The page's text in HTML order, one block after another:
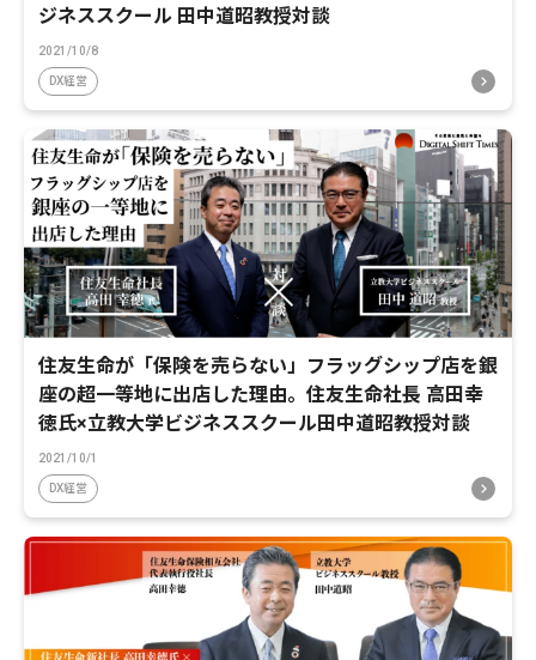
ジネススクール 田中道昭教授対談
2021/10/8
DX経営
住友生命が「保険を売らない」フラッグシップ店を銀
座の超一等地に出店した理由。住友生命社長 高田幸
徳氏×立教大学ビジネススクール田中道昭教授対談
2021/10/1
DX経営